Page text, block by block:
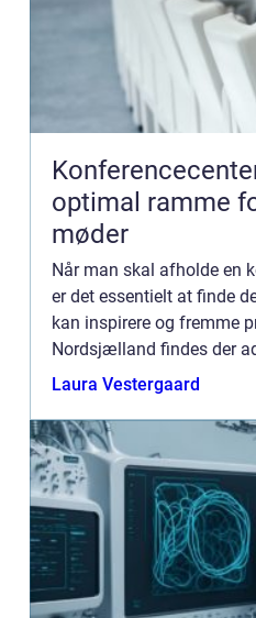
optimal ramme
møder
Når man skal afholde en
er det essentielt at finde
kan inspirere og fremme
Nordsjælland findes der
konferencecentre, som
Laura Vestergaard